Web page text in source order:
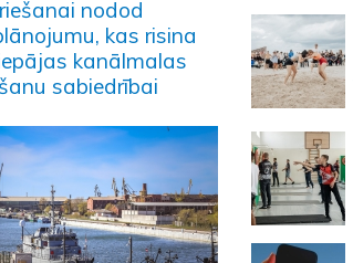
nodod
kas risina
kanālmalas
sabiedrībai